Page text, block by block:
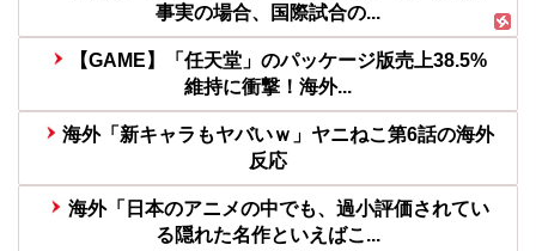
事実の場合、国際試合の...
【GAME】「任天堂」のパッケージ版売上38.5%
維持に衝撃！海外...
海外「新キャラもヤバいｗ」ヤニねこ第6話の海外
反応
海外「日本のアニメの中でも、過小評価されてい
る隠れた名作といえばこ...